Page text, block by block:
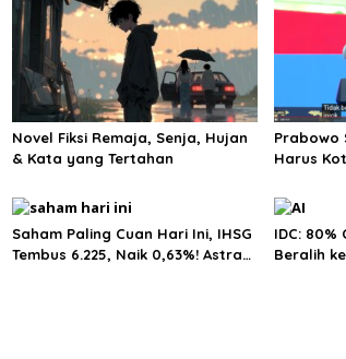
Novel Fiksi Remaja, Senja, Hujan
& Kata yang Tertahan
Prabowo
Harus
Saham Paling Cuan Hari Ini, IHSG
Tembus 6.225, Naik 0,63%! Astra
IDC: 80%
Beralih